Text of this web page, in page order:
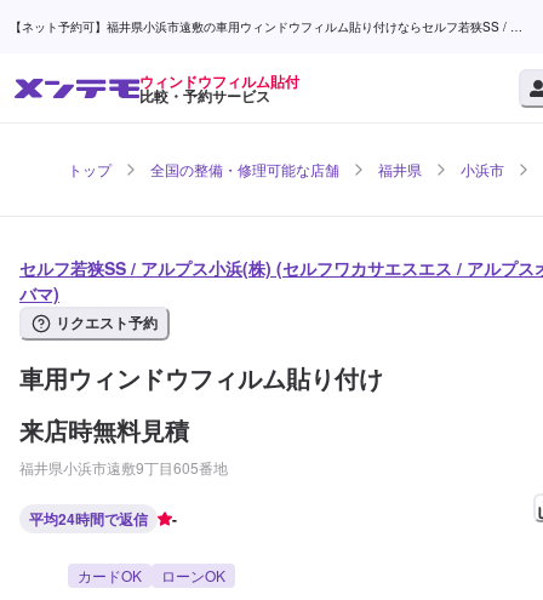
【ネット予約可】福井県小浜市遠敷の車用ウィンドウフィルム貼り付けならセルフ若狭SS / ア
ウィンドウフィルム貼付
比較・予約サービス
トップ 全国の整備・修理可能な店舗 福井県 小浜市
セルフ若狭SS / アルプス小浜(株) (セルフワカサエスエス / アルプス
バマ)
リクエスト予約
車用ウィンドウフィルム貼り付け
来店時無料見積
福井県小浜市遠敷9丁目605番地
平均24時間で返信 -
カードOK ローンOK